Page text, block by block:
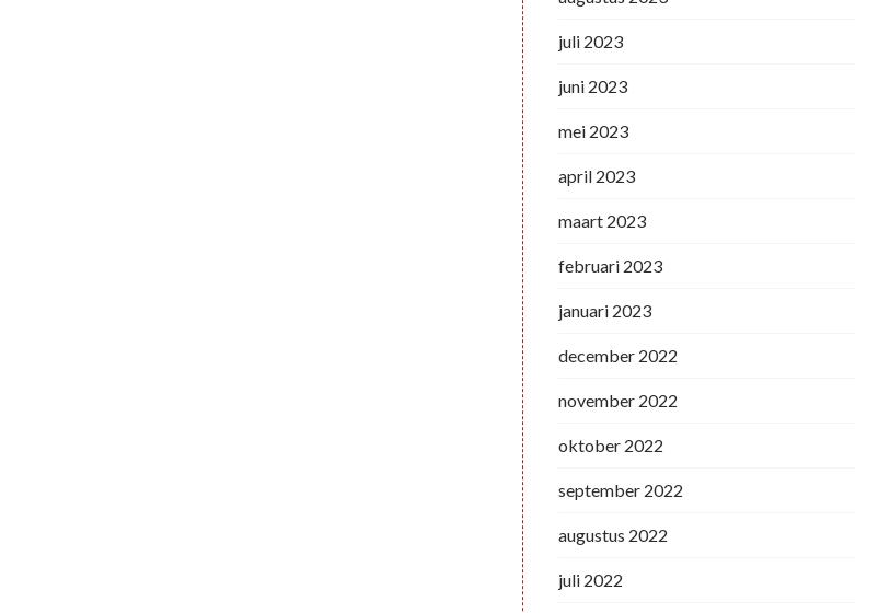
juli 2023
juni 2023
mei 2023
april 2023
maart 2023
februari 2023
januari 2023
december 2022
november 2022
oktober 2022
september 2022
augustus 2022
juli 2022